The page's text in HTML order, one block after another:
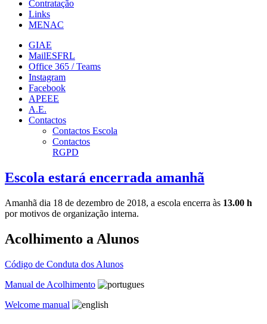
Contratação
Links
MENAC
GIAE
MailESFRL
Office 365 / Teams
Instagram
Facebook
APEEE
A.E.
Contactos
Contactos Escola
Contactos
RGPD
Escola estará encerrada amanhã
Amanhã dia 18 de dezembro de 2018, a escola encerra às 13.00 h
por motivos de organização interna.
Acolhimento a Alunos
Código de Conduta dos Alunos
Manual de Acolhimento
Welcome manual